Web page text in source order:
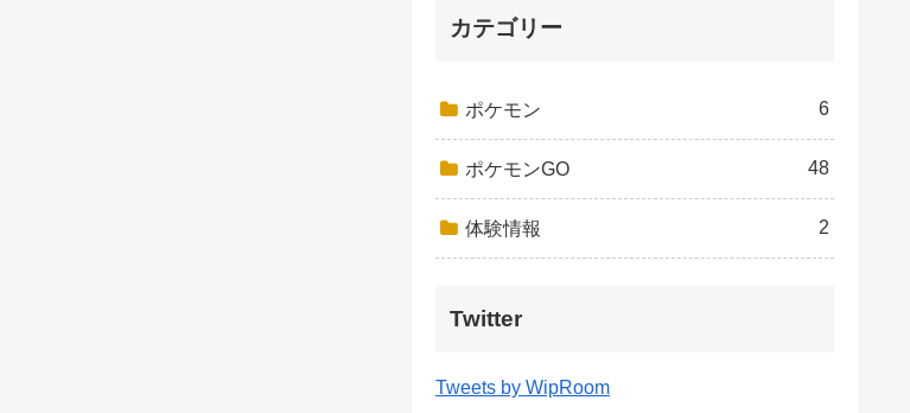
カテゴリー
ポケモン 6
ポケモンGO 48
体験情報 2
Twitter
Tweets by WipRoom